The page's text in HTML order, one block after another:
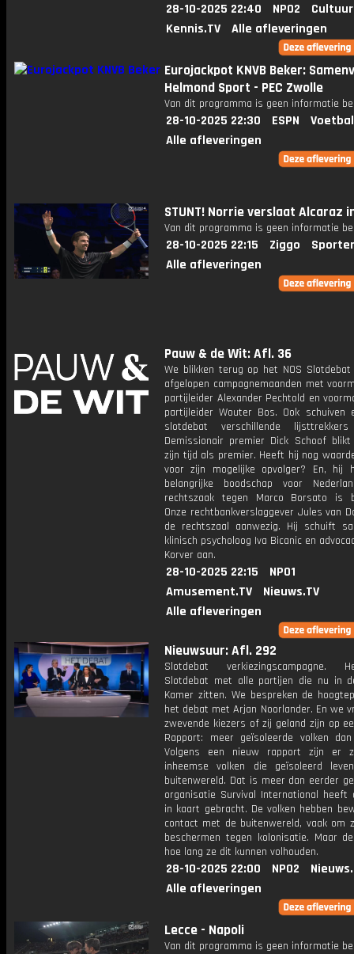
28-10-2025 22:40 NPO2
Kennis.TV
Alle afleveringen
Eurojackpot KNVB Beker:
Helmond Sport - PEC Zwolle
Van dit programma is geen informatie
28-10-2025 22:30 ESPN
Alle afleveringen
STUNT! Norrie verslaat Alcaraz
Van dit programma is geen informatie
28-10-2025 22:15 Ziggo
Alle afleveringen
Pauw & de Wit: Afl. 36
We blikken terug op het NOS
afgelopen campagnemaanden met
partijleider Alexander Pechtold en
partijleider Wouter Bos. Ook schuiven
slotdebat verschillende
Demissionair premier Dick Schoof
zijn tijd als premier. Heeft hij nog
voor zijn mogelijke opvolger? En, hij
belangrijke boodschap voor
rechtszaak tegen Marco Borsato is
Onze rechtbankverslaggever Jules van
de rechtszaal aanwezig. Hij schuift
klinisch psycholoog Iva Bicanic en
Korver aan.
28-10-2025 22:15
NPO1
Amusement.TV
Nieuws.TV
Alle afleveringen
Nieuwsuur: Afl. 292
Slotdebat verkiezingscampagne.
Slotdebat met alle partijen die nu in
Kamer zitten. We bespreken de
het debat met Arjan Noorlander. En we
zwevende kiezers of zij geland zijn op
Rapport: meer geïsoleerde volken
Volgens een nieuw rapport zijn er
inheemse volken die geïsoleerd
buitenwereld. Dat is meer dan eerder
organisatie Survival International heeft
in kaart gebracht. De volken hebben
contact met de buitenwereld, vaak om
beschermen tegen kolonisatie. Maar
hoe lang ze dit kunnen volhouden.
28-10-2025 22:00 NPO2
Alle afleveringen
Lecce - Napoli
Van dit programma is geen informatie